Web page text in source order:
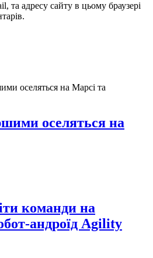
та адресу сайту в цьому браузері
оселяться на
команди на
андроїд Agility